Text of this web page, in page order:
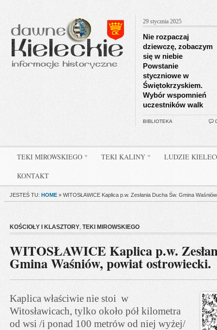
29 stycznia 2025
Nie rozpaczaj
dziewczę, zobaczym
się w niebie
Powstanie
styczniowe w
Świętokrzyskiem.
Wybór wspomnień
uczestników walk
BIBLIOTEKA
TEKI MIROWSKIEGO TEKI KALINY LUDZIE
KONTAKT
JESTEŚ TU: HOME » WITOSŁAWICE Kaplica p.w. Zesłania Ducha Św. Gmina
KOŚCIOŁY I KLASZTORY, TEKI MIROWSKIEGO
WITOSŁAWICE Kaplica p.w.
Gmina Waśniów, powiat ostrowiecki.
Kaplica właściwie nie stoi w
Witosławicach, tylko około pół kilometra
od wsi /i ponad 100 metrów od niej wyżej/